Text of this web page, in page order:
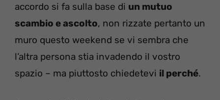
accordo si fa sulla base di un mutuo
scambio e ascolto, non rizzate pertanto un
muro questo weekend se vi sembra che
l’altra persona stia invadendo il vostro
spazio – ma piuttosto chiedetevi il perché.